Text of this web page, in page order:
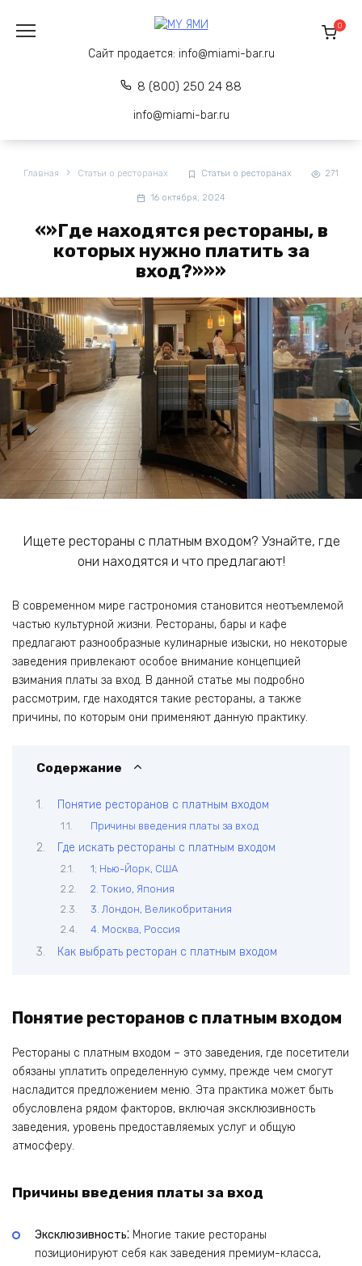
содержанию
Сайт продается: info@miami-bar.ru
8 (800) 250 24 88
info@miami-bar.ru
0
Главная Статьи о ресторанах Статьи о ресторанах 271
16 октября, 2024
«»Где находятся рестораны, в
которых нужно платить за
вход?»»»
Ищете рестораны с платным входом? Узнайте, где
они находятся и что предлагают!
В современном мире гастрономия становится неотъемлемой
частью культурной жизни. Рестораны‚ бары и кафе
предлагают разнообразные кулинарные изыски‚ но некоторые
заведения привлекают особое внимание концепцией
взимания платы за вход. В данной статье мы подробно
рассмотрим‚ где находятся такие рестораны‚ а также
причины‚ по которым они применяют данную практику.
Содержание
Понятие ресторанов с платным входом
Причины введения платы за вход
Где искать рестораны с платным входом
1; Нью-Йорк‚ США
2. Токио‚ Япония
3. Лондон‚ Великобритания
4. Москва‚ Россия
Как выбрать ресторан с платным входом
Понятие ресторанов с платным входом
Рестораны с платным входом – это заведения‚ где посетители
обязаны уплатить определенную сумму‚ прежде чем смогут
насладится предложением меню. Эта практика может быть
обусловлена рядом факторов‚ включая эксклюзивность
заведения‚ уровень предоставляемых услуг и общую
атмосферу.
Причины введения платы за вход
Эксклюзивность⁚ Многие такие рестораны
позиционируют себя как заведения премиум-класса‚